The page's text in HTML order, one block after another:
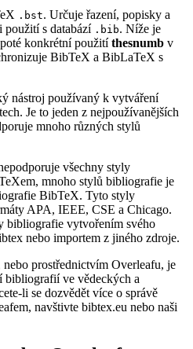
.bst. Určuje řazení, popisky a
s databází .bib. Níže je
konkrétní použitíthesnumb v
BibTeX a BibLaTeX s
nástroj používaný k vytváření
Je to jeden z nejpoužívanějších
mnoho různých stylů
všechny styly
mnoho stylů bibliografie je
BibTeX. Tyto styly
APA, IEEE, CSE a Chicago.
bibliografie vytvořením svého
nebo importem z jiného zdroje.
prostřednictvím Overleafu, je
bibliografií ve vědeckých a
li se dozvědět více o správě
navštivte bibtex.eu nebo naši